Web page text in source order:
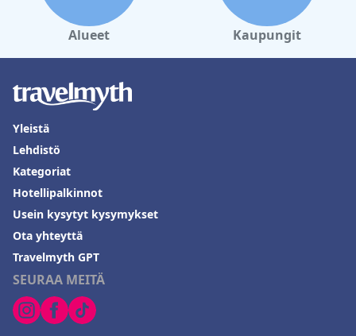
Alueet Kaupungit
SEURAA MEITÄ
Yleistä
Lehdistö
Kategoriat
Hotellipalkinnot
Usein kysytyt kysymykset
Ota yhteyttä
Travelmyth GPT